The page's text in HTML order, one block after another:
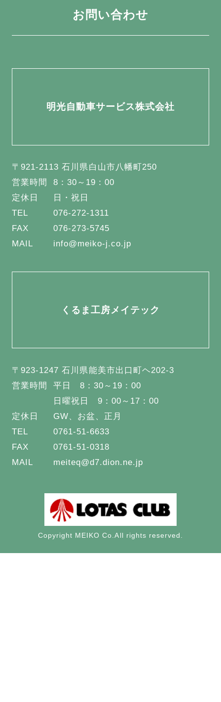
お問い合わせ
明光自動車サービス株式会社
〒921-2113 石川県白山市八幡町250
営業時間
8：30～19：00
定休日
日・祝日
TEL
076-272-1311
FAX
076-273-5745
MAIL
info@meiko-j.co.jp
くるま工房メイテック
〒923-1247 石川県能美市出口町ヘ202-3
営業時間
平日 8：30～19：00
日曜祝日 9：00～17：00
定休日
GW、お盆、正月
TEL
0761-51-6633
FAX
0761-51-0318
MAIL
meiteq@d7.dion.ne.jp
Copyright MEIKO Co.All rights reserved.